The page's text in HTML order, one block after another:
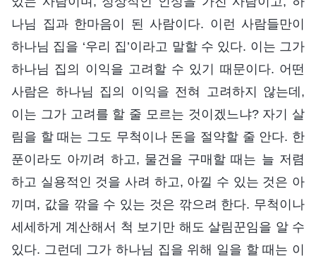
나님 집과 한마음이 된 사람이다. 이런 사람들만이
하나님 집을 ‘우리 집’이라고 말할 수 있다. 이는 그가
하나님 집의 이익을 고려할 수 있기 때문이다. 어떤
사람은 하나님 집의 이익을 전혀 고려하지 않는데,
이는 그가 고려를 할 줄 모르는 것이겠느냐? 자기 살
림을 할 때는 그도 무척이나 돈을 절약할 줄 안다. 한
푼이라도 아끼려 하고, 물건을 구매할 때는 늘 저렴
하고 실용적인 것을 사려 하고, 아낄 수 있는 것은 아
끼며, 값을 깎을 수 있는 것은 깎으려 한다. 무척이나
세세하게 계산해서 척 보기만 해도 살림꾼임을 알 수
있다. 그런데 그가 하나님 집을 위해 일을 할 때는 이